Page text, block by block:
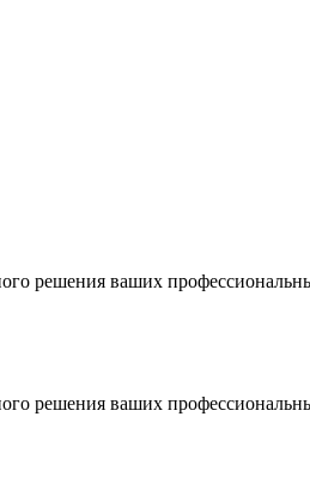
решения ваших
решения ваших